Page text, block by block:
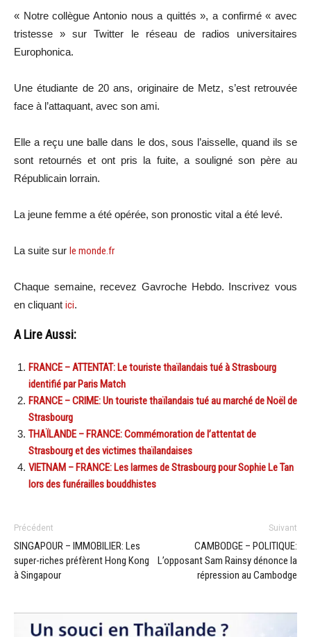
« Notre collègue Antonio nous a quittés », a confirmé « avec
tristesse » sur Twitter le réseau de radios universitaires
Europhonica.
Une étudiante de 20 ans, originaire de Metz, s’est retrouvée
face à l’attaquant, avec son ami.
Elle a reçu une balle dans le dos, sous l’aisselle, quand ils se
sont retournés et ont pris la fuite, a souligné son père au
Républicain lorrain.
La jeune femme a été opérée, son pronostic vital a été levé.
La suite sur le monde.fr
Chaque semaine, recevez Gavroche Hebdo. Inscrivez vous
en cliquant ici.
A Lire Aussi:
FRANCE – ATTENTAT: Le touriste thaïlandais tué à Strasbourg
identifié par Paris Match
FRANCE – CRIME: Un touriste thaïlandais tué au marché de Noël de
Strasbourg
THAÏLANDE – FRANCE: Commémoration de l’attentat de
Strasbourg et des victimes thaïlandaises
VIETNAM – FRANCE: Les larmes de Strasbourg pour Sophie Le Tan
lors des funérailles bouddhistes
Précédent
SINGAPOUR – IMMOBILIER: Les
super-riches préfèrent Hong Kong
à Singapour
Suivant
CAMBODGE – POLITIQUE:
L’opposant Sam Rainsy dénonce la
répression au Cambodge